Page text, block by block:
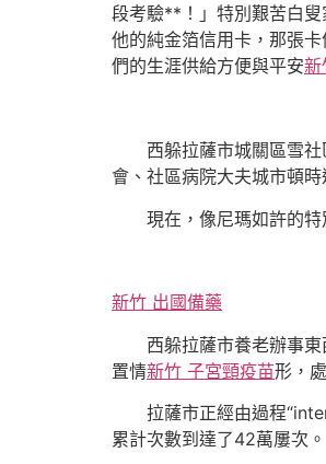
段考驗**！」特別艱苦白叟
他的純金箔信用卡，那張
們的生涯供給方便與平安新
西躲拉薩市城關區雪
會、社區病院大夫城市頓時
現在，像尼瑪如許的
新竹 出國備藥
西躲拉薩市養老辦事
置情新竹 子宮頸疫苗形，
拉薩市正經由過程
累計次數到達了42萬屢次。